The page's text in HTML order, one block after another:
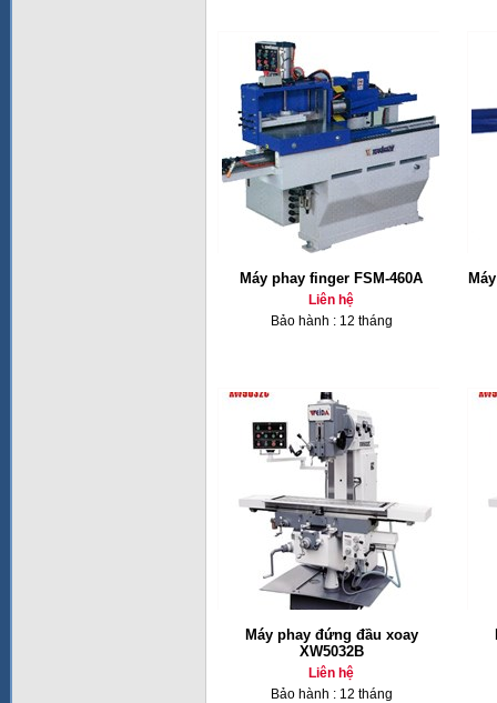
Máy phay finger FSM-460A
Liên hệ
Bảo hành : 12 tháng
Máy phay đứng đầu xoay
XW5032B
Liên hệ
Bảo hành : 12 tháng